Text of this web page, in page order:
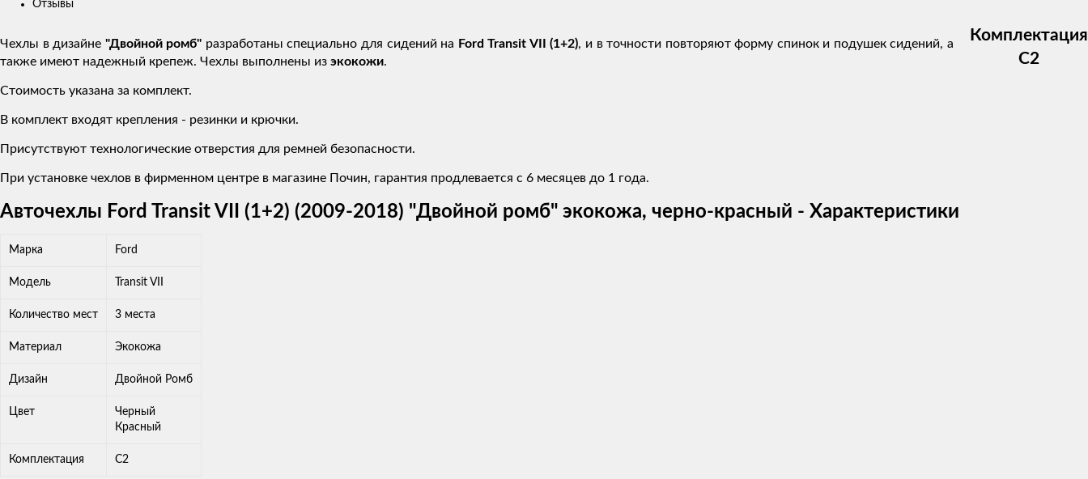
Отзывы
Чехлы в дизайне "Двойной ромб" разработаны специально для сидений на Ford Transit VII (1+2), и в точности повторяют форму спинок и подушек сидений, а
также имеют надежный крепеж. Чехлы выполнены из экокожи.
Стоимость указана за комплект.
В комплект входят крепления - резинки и крючки.
Присутствуют технологические отверстия для ремней безопасности.
При установке чехлов в фирменном центре в магазине Почин, гарантия продлевается с 6 месяцев до 1 года.
Комплектация
C2
Авточехлы Ford Transit VII (1+2) (2009-2018) "Двойной ромб" экокожа, черно-красный - Характеристики
Марка Ford
Модель Transit VII
Количество мест 3 места
Материал Экокожа
Дизайн Двойной Ромб
Цвет
Черный
Красный
Комплектация C2